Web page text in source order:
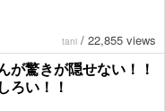
tani / 22,855 views
が驚きが隠せない！！
ろい！！